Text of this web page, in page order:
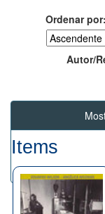
Ordenar por:
Autor/
Items